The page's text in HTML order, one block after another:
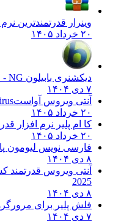
وینرار قدرتمندترین نرم
دیکشنری بابیلون NG - فرهنگ لغت کامپیوتر
آنتی ویروس آواست
کا ام پلیر نرم افزار
فارسی نویس لیومون پارسی
آنتی ویروس قدرتمند کسپرسکی
فلش پلیر برای مرورگرهای